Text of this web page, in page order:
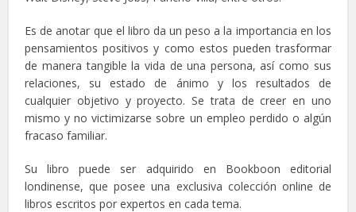
Es de anotar que el libro da un peso a la importancia en los
pensamientos positivos y como estos pueden trasformar
de manera tangible la vida de una persona, así como sus
relaciones, su estado de ánimo y los resultados de
cualquier objetivo y proyecto. Se trata de creer en uno
mismo y no victimizarse sobre un empleo perdido o algún
fracaso familiar.
Su libro puede ser adquirido en Bookboon editorial
londinense, que posee una exclusiva colección online de
libros escritos por expertos en cada tema.